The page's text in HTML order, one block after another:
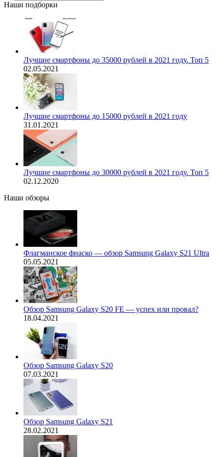
Наши подборки
Лучшие смартфоны до 35000 рублей в 2021 году. Топ 5
02.05.2021
Лучшие смартфоны до 15000 рублей в 2021 году
31.01.2021
Лучшие смартфоны до 30000 рублей в 2021 году. Топ 5
02.12.2020
Наши обзоры
Флагманское фиаско — обзор Samsung Galaxy S21 Ultra
05.05.2021
Обзор Samsung Galaxy S20 FE — успех или провал?
18.04.2021
Обзор Samsung Galaxy S20
07.03.2021
Обзор Samsung Galaxy S21
28.02.2021